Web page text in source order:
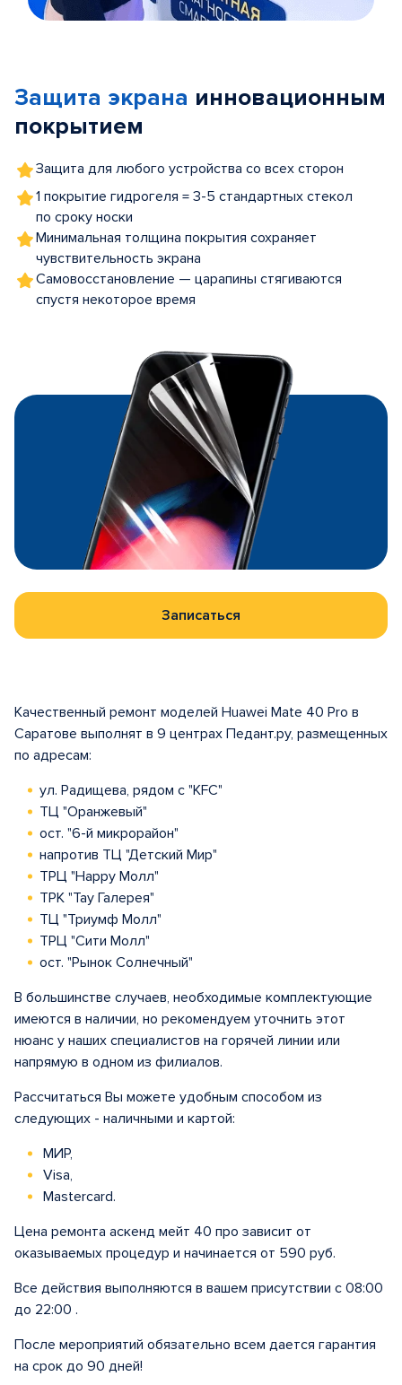
5
Защита экрана инновационным
покрытием
Защита для любого устройства со всех сторон
1 покрытие гидрогеля = 3-5 стандартных стекол
по сроку носки
Минимальная толщина покрытия сохраняет
чувствительность экрана
Самовосстановление — царапины стягиваются
спустя некоторое время
Записаться
Качественный ремонт моделей Huawei Mate 40 Pro в
Саратове выполнят в 9 центрах Педант.ру, размещенных
по адресам:
ул. Радищева, рядом с "KFC"
ТЦ "Оранжевый"
ост. "6-й микрорайон"
напротив ТЦ "Детский Мир"
ТРЦ "Happy Молл"
ТРК "Тау Галерея"
ТЦ "Триумф Молл"
ТРЦ "Сити Молл"
ост. "Рынок Солнечный"
В большинстве случаев, необходимые комплектующие
имеются в наличии, но рекомендуем уточнить этот
нюанс у наших специалистов на горячей линии или
напрямую в одном из филиалов.
Рассчитаться Вы можете удобным способом из
следующих - наличными и картой:
МИР,
Visa,
Mastercard.
Цена ремонта аскенд мейт 40 про зависит от
оказываемых процедур и начинается от 590 руб.
Все действия выполняются в вашем присутствии с 08:00
до 22:00 .
После мероприятий обязательно всем дается гарантия
на срок до 90 дней!